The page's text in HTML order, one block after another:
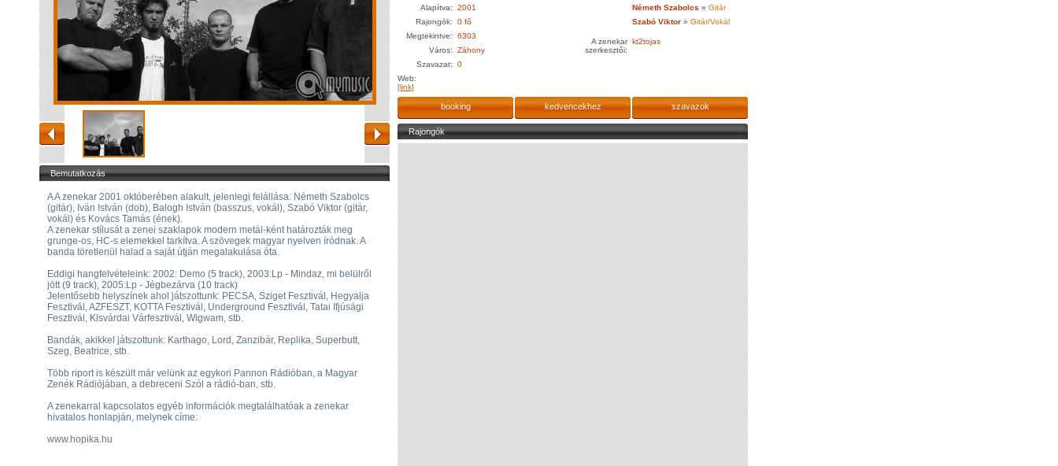
Bemutatkozás
A A zenekar 2001 októberében alakult, jelenlegi felállása: Németh Szabolcs
(gitár), Iván István (dob), Balogh István (basszus, vokál), Szabó Viktor (gitár,
vokál) és Kovács Tamás (ének).
A zenekar stílusát a zenei szaklapok modern metál-ként határozták meg
grunge-os, HC-s elemekkel tarkítva. A szövegek magyar nyelven íródnak. A
banda töretlenül halad a saját útján megalakulása óta.
Eddigi hangfelvételeink: 2002: Demo (5 track), 2003:Lp - Mindaz, mi belülről
jött (9 track), 2005:Lp - Jégbezárva (10 track)
Jelentősebb helyszínek ahol játszottunk: PECSA, Sziget Fesztivál, Hegyalja
Fesztivál, AZFESZT, KOTTA Fesztivál, Underground Fesztivál, Tatai Ifjúsági
Fesztivál, Kisvárdai Várfesztivál, Wigwam, stb.
Bandák, akikkel játszottunk: Karthago, Lord, Zanzibár, Replika, Superbutt,
Szeg, Beatrice, stb.
Több riport is készült már velünk az egykori Pannon Rádióban, a Magyar
Zenék Rádiójában, a debreceni Szól a rádió-ban, stb.
A zenekarral kapcsolatos egyéb információk megtalálhatóak a zenekar
hivatalos honlapján, melynek címe:
www.hopika.hu
Alapítva:
2001
Rajongók:
0 fő
Megtekintve:
6303
Város:
Záhony
Szavazat:
0
Web:
[link]
Németh Szabolcs » Gitár
Szabó Viktor » Gitár/Vokál
A zenekar
szerkesztői:
kt2tojas
booking kedvencekhez szavazok
Rajongók